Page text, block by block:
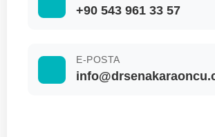
+90 543 961 33 57
E-POSTA